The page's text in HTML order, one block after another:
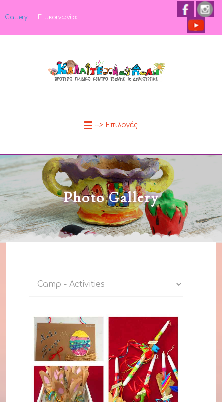
Gallery Επικοινωνία
--> Επιλογές
Photo Gallery